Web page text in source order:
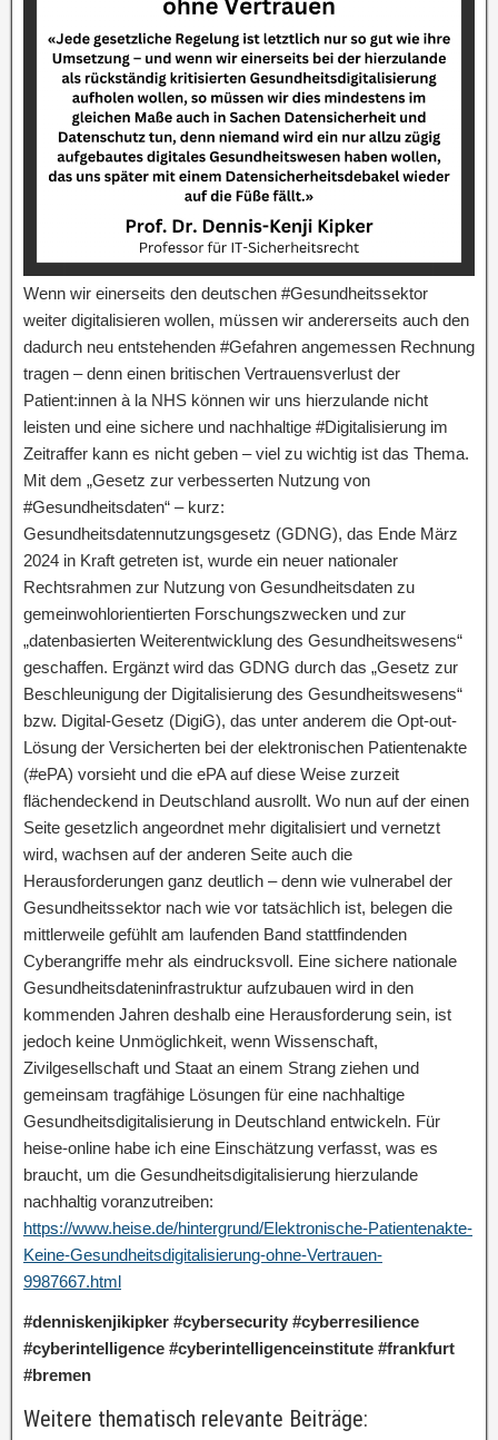
Wenn wir einerseits den deutschen #Gesundheitssektor
weiter digitalisieren wollen, müssen wir andererseits auch den
dadurch neu entstehenden #Gefahren angemessen Rechnung
tragen – denn einen britischen Vertrauensverlust der
Patient:innen à la NHS können wir uns hierzulande nicht
leisten und eine sichere und nachhaltige #Digitalisierung im
Zeitraffer kann es nicht geben – viel zu wichtig ist das Thema.
Mit dem „Gesetz zur verbesserten Nutzung von
#Gesundheitsdaten“ – kurz:
Gesundheitsdatennutzungsgesetz (GDNG), das Ende März
2024 in Kraft getreten ist, wurde ein neuer nationaler
Rechtsrahmen zur Nutzung von Gesundheitsdaten zu
gemeinwohlorientierten Forschungszwecken und zur
„datenbasierten Weiterentwicklung des Gesundheitswesens“
geschaffen. Ergänzt wird das GDNG durch das „Gesetz zur
Beschleunigung der Digitalisierung des Gesundheitswesens“
bzw. Digital-Gesetz (DigiG), das unter anderem die Opt-out-
Lösung der Versicherten bei der elektronischen Patientenakte
(#ePA) vorsieht und die ePA auf diese Weise zurzeit
flächendeckend in Deutschland ausrollt. Wo nun auf der einen
Seite gesetzlich angeordnet mehr digitalisiert und vernetzt
wird, wachsen auf der anderen Seite auch die
Herausforderungen ganz deutlich – denn wie vulnerabel der
Gesundheitssektor nach wie vor tatsächlich ist, belegen die
mittlerweile gefühlt am laufenden Band stattfindenden
Cyberangriffe mehr als eindrucksvoll. Eine sichere nationale
Gesundheitsdateninfrastruktur aufzubauen wird in den
kommenden Jahren deshalb eine Herausforderung sein, ist
jedoch keine Unmöglichkeit, wenn Wissenschaft,
Zivilgesellschaft und Staat an einem Strang ziehen und
gemeinsam tragfähige Lösungen für eine nachhaltige
Gesundheitsdigitalisierung in Deutschland entwickeln. Für
heise-online habe ich eine Einschätzung verfasst, was es
braucht, um die Gesundheitsdigitalisierung hierzulande
nachhaltig voranzutreiben:
https://www.heise.de/hintergrund/Elektronische-Patientenakte-
Keine-Gesundheitsdigitalisierung-ohne-Vertrauen-
9987667.html
#denniskenjikipker #cybersecurity #cyberresilience
#cyberintelligence #cyberintelligenceinstitute #frankfurt
#bremen
Weitere thematisch relevante Beiträge: